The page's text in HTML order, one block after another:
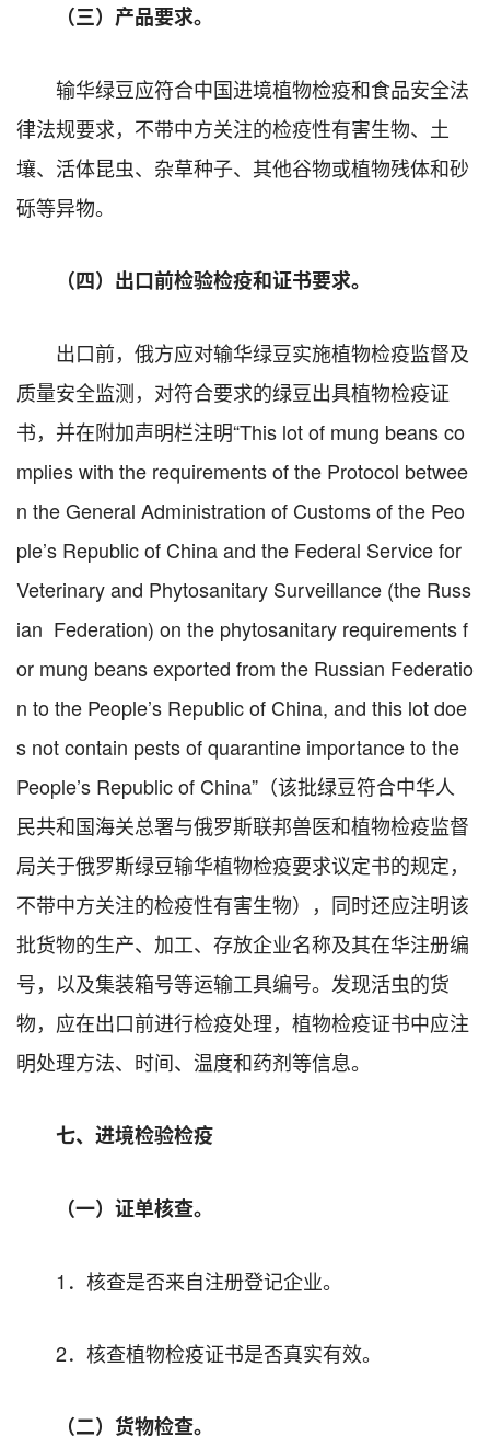
（三）产品要求。
输华绿豆应符合中国进境植物检疫和食品安全法
律法规要求，不带中方关注的检疫性有害生物、土
壤、活体昆虫、杂草种子、其他谷物或植物残体和砂
砾等异物。
（四）出口前检验检疫和证书要求。
出口前，俄方应对输华绿豆实施植物检疫监督及
质量安全监测，对符合要求的绿豆出具植物检疫证
书，并在附加声明栏注明“This lot of mung beans co
mplies with the requirements of the Protocol betwee
n the General Administration of Customs of the Peo
ple’s Republic of China and the Federal Service for
Veterinary and Phytosanitary Surveillance (the Russ
ian Federation) on the phytosanitary requirements f
or mung beans exported from the Russian Federatio
n to the People’s Republic of China, and this lot doe
s not contain pests of quarantine importance to the
People’s Republic of China”（该批绿豆符合中华人
民共和国海关总署与俄罗斯联邦兽医和植物检疫监督
局关于俄罗斯绿豆输华植物检疫要求议定书的规定，
不带中方关注的检疫性有害生物），同时还应注明该
批货物的生产、加工、存放企业名称及其在华注册编
号，以及集装箱号等运输工具编号。发现活虫的货
物，应在出口前进行检疫处理，植物检疫证书中应注
明处理方法、时间、温度和药剂等信息。
七、进境检验检疫
（一）证单核查。
1．核查是否来自注册登记企业。
2．核查植物检疫证书是否真实有效。
（二）货物检查。